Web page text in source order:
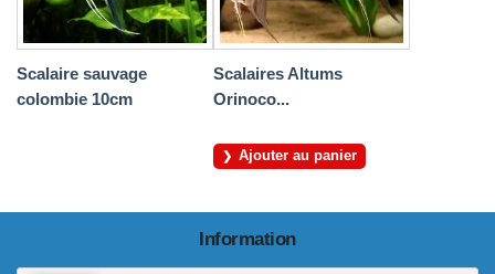
Scalaire sauvage
colombie 10cm
Scalaires Altums
Orinoco...
Ajouter au panier
Information